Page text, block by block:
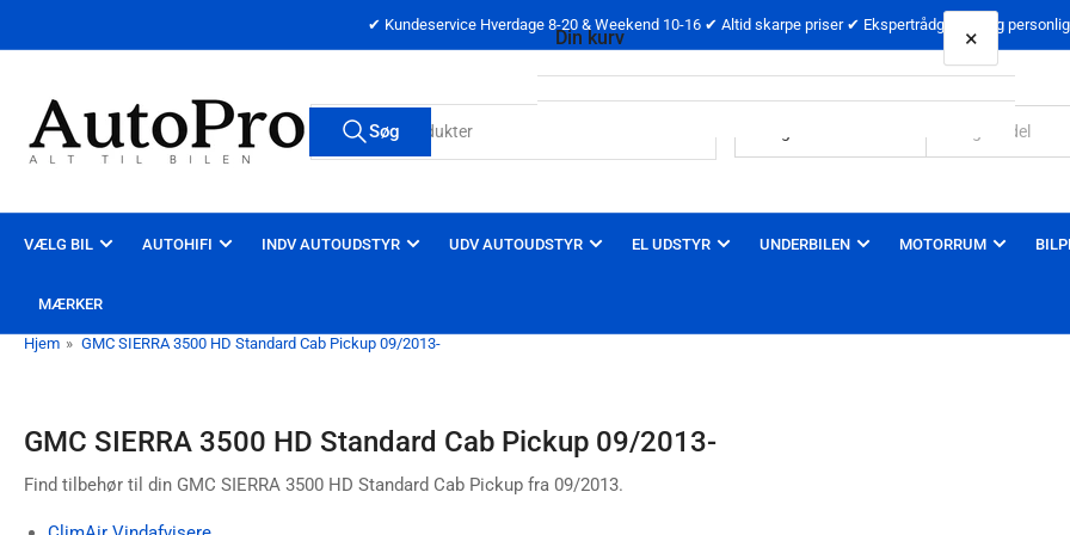
✔ Kundeservice Hverdage 8-20 & Weekend 10-16 ✔ Altid skarpe priser ✔ Ekspertrådgivning og
Søg
efter
produkter
Søg
VÆLG BIL AUTOHIFI INDV AUTOUDSTYR UDV AUTOUDSTYR EL UDSTYR UNDERBILEN MOTORRUM
MÆRKER
Hjem » GMC SIERRA 3500 HD Standard Cab Pickup 09/2013-
GMC SIERRA 3500 HD Standard Cab Pickup 09/2013-
Find tilbehør til din GMC SIERRA 3500 HD Standard Cab Pickup fra 09/2013.
Din kurv ×
Din kurv er tom